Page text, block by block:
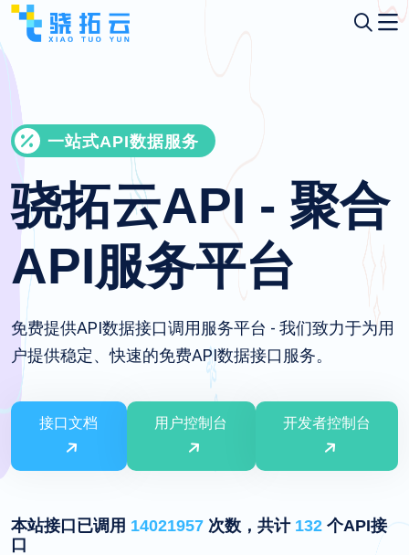
一站式API数据服务
骁拓云API - 聚合
API服务平台
免费提供API数据接口调用服务平台 - 我们致力于为用
户提供稳定、快速的免费API数据接口服务。
接口文档 用户控制台 开发者控制台
本站接口已调用 14021957 次数，共计 132 个API接
口